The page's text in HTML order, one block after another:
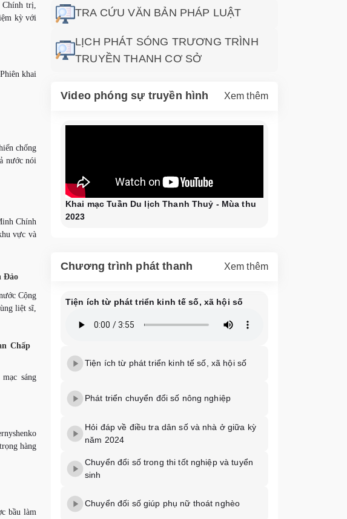
Chính trị,
kỳ với
khai
chống
nước nói
Chính
vực và
Đảo
Cộng
liệt sĩ,
Chấp
sáng
hàng
bầu làm
TRA CỨU VĂN BẢN PHÁP LUẬT
LỊCH PHÁT SÓNG TRƯƠNG TRÌNH
TRUYỀN THANH CƠ SỞ
Video phóng sự truyền hình Xem thêm
Khai mạc Tuần Du lịch Thanh Thuỷ - Mùa thu
2023
Chương trình phát thanh Xem thêm
Tiện ích từ phát triển kinh tế số, xã hội số
Tiện ích từ phát triển kinh tế số, xã hội số
Phát triển chuyển đổi số nông nghiệp
Hỏi đáp về điều tra dân số và nhà ở giữa kỳ
năm 2024
Chuyển đổi số trong thi tốt nghiệp và tuyển
sinh
Chuyển đối số giúp phụ nữ thoát nghèo